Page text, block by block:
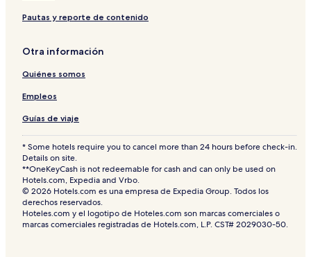
Pautas y reporte de contenido
Otra información
Quiénes somos
Empleos
Guías de viaje
* Some hotels require you to cancel more than 24 hours before check-in.
Details on site.
**OneKeyCash is not redeemable for cash and can only be used on
Hotels.com, Expedia and Vrbo.
© 2026 Hotels.com es una empresa de Expedia Group. Todos los
derechos reservados.
Hoteles.com y el logotipo de Hoteles.com son marcas comerciales o
marcas comerciales registradas de Hotels.com, L.P. CST# 2029030-50.